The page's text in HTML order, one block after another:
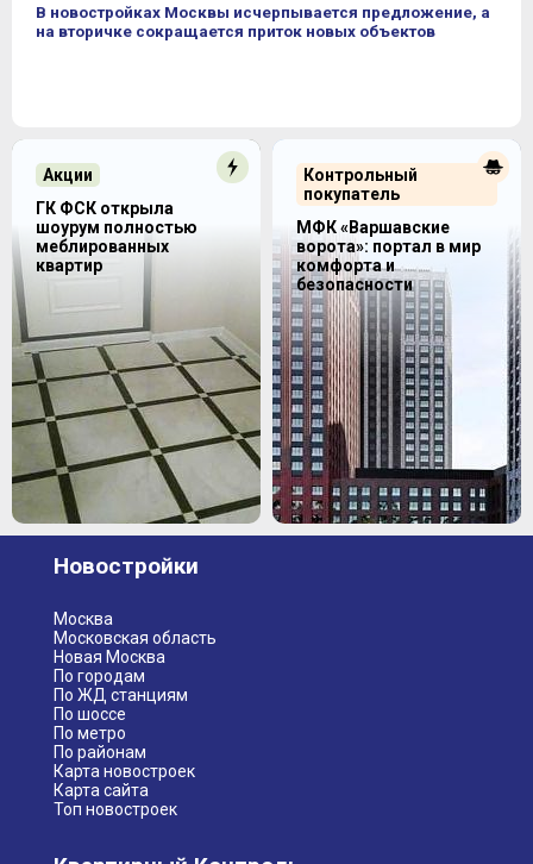
В новостройках Москвы исчерпывается предложение, а
на вторичке сокращается приток новых объектов
Контрольный
покупатель
МФК «Варшавские
ворота»: портал в мир
комфорта и
безопасности
Акции
ГК ФСК открыла
шоурум полностью
меблированных
квартир
Новостройки
Москва
Московская область
Новая Москва
По городам
По ЖД станциям
По шоссе
По метро
По районам
Карта новостроек
Карта сайта
Топ новостроек